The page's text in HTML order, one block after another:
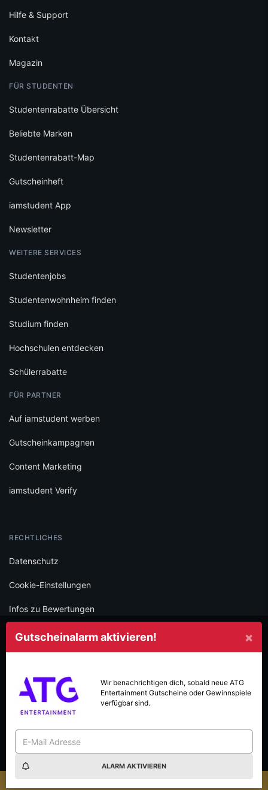
×
Gutscheinalarm aktivieren!
Wir benachrichtigen dich, sobald neue ATG
EntertainmentGutscheine oder Gewinnspiele
verfügbar sind.
ALARM AKTIVIEREN
Hilfe & Support
Kontakt
Magazin
FÜR STUDENTEN
Studentenrabatte Übersicht
Beliebte Marken
Studentenrabatt-Map
Gutscheinheft
iamstudent App
Newsletter
WEITERE SERVICES
Studentenjobs
Studentenwohnheim finden
Studium finden
Hochschulen entdecken
Schülerrabatte
FÜR PARTNER
Auf iamstudent werben
Gutscheinkampagnen
Content Marketing
iamstudent Verify
RECHTLICHES
Datenschutz
Cookie-Einstellungen
Infos zu Bewertungen
AGB
SOCIAL
Folge iamstudent und verpasse keine Deals mehr.
Made with
in Vienna.